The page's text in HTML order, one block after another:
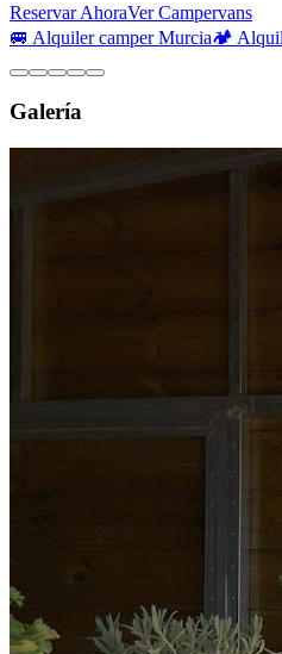
Reservar AhoraVer Campervans
🚐 Alquiler camper Murcia🏕️
Galería